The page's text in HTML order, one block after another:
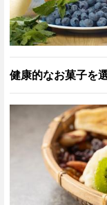
健康的なお菓子を